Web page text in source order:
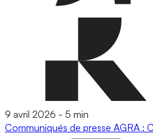
9 avril 2026 - 5 min
Communiqués de presse AGRA :